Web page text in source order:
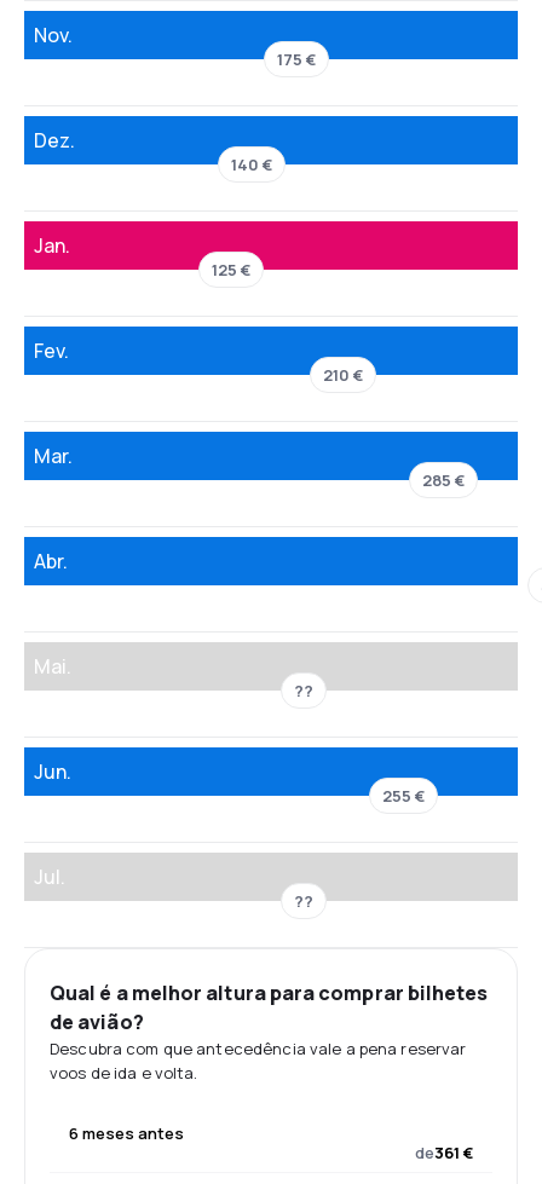
Nov.
175 €
Dez.
140 €
Jan.
125 €
Fev.
210 €
Mar.
285 €
Abr.
Mai.
??
Jun.
255 €
Jul.
??
Qual é a melhor altura para comprar bilhetes
de avião?
Descubra com que antecedência vale a pena reservar
voos de ida e volta.
6 meses antes
de361 €